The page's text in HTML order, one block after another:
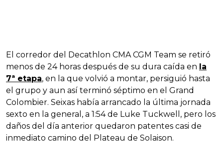
El corredor del Decathlon CMA CGM Team se retiró
menos de 24 horas después de su dura caída en la
7ª etapa, en la que volvió a montar, persiguió hasta
el grupo y aun así terminó séptimo en el Grand
Colombier. Seixas había arrancado la última jornada
sexto en la general, a 1:54 de Luke Tuckwell, pero los
daños del día anterior quedaron patentes casi de
inmediato camino del Plateau de Solaison.